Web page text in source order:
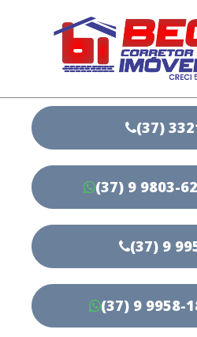
(37)
(37) 9 9803-
(37) 9
(37) 9 9958-